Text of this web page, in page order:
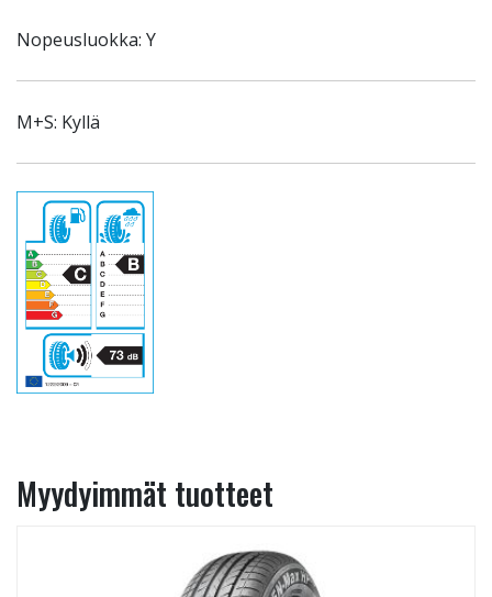
Nopeusluokka: Y
M+S: Kyllä
Myydyimmät tuotteet